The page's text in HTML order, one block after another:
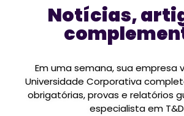
Notícias,
Em uma semana, sua empresa
Universidade Corporativa
obrigatórias, provas e relatórios
especialista em